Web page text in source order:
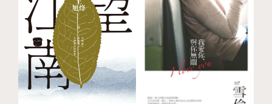
他對人類心理有很深的造詣。他的文學不僅是創作，更
有不受拘束的意志。與太宰治的文學面向現代青年相
比，坂口的文學似乎是面向未來成年人的文學。」—佐
藤春夫（日本小說家、詩人）
▁▁▂▂▃▃▅▅▆▆▇▇████▇▇▆▆▅▅